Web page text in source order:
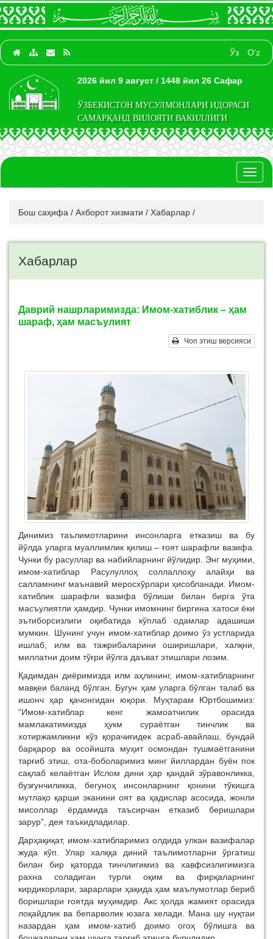
Ўз O‘z
2026 йил 9 август / 1448 йил 26 Сафар
ЎЗБЕКИСТОН МУСУЛМОНЛАРИ ИДОРАСИ
САМАРҚАНД ВИЛОЯТИ ВАКИЛЛИГИ
Бош саҳифа / Ахборот хизмати / Хабарлар /
Хабарлар
Даврий нашрларимизда: Имом-хатиблик – ҳам
шараф, ҳам масъулият
Чоп этиш версияси
Динимиз таълимотла­ри­ни инсонларга етказиш ва бу
йўлда уларга муал­лимлик қилиш – ғоят ша­рафли вазифа.
Чунки бу ра­суллар ва набийлар­­нинг йўлидир. Энг муҳи­ми,
имом-хатиб­лар Ра­су­луллоҳ соллаллоҳу алай­ҳи ва
салламнинг маънавий мерос­хўрлари ҳисобланади. Имом-
ха­тиблик шарафли вазифа бўлиши билан бирга ўта
масъулиятли ҳам­дир. Чунки имомнинг биргина хатоси ёки
эътиборсизлиги оқибатида кўплаб одамлар адашиши
мумкин. Шунинг учун имом-хатиб­лар доимо ўз устларида
ишлаб, илм ва тажрибаларини ошириш­лари, халқ­ни,
миллатни доим тўғри йўлга даъват этишлари лозим.
Қадимдан диёримизда илм аҳлининг, имом-хатиб­ларнинг
мавқеи баланд бўлган. Бугун ҳам уларга бўлган талаб ва
ишонч ҳар қачонгидан юқори. Муҳтарам Юртбошимиз:
“Имом-хатиблар кенг жамоатчилик орасида
мамлакатимизда ҳукм сураёт­ган тинчлик ва
хотиржамликни кўз қорачиғидек асраб-авайлаш, бундай
барқарор ва осойишта муҳит осмондан тушмаётганини
тар­ғиб этиш, ота-боболаримиз минг йил­лардан буён пок
сақ­лаб келаётган Ислом дини ҳар қандай зўравон­ликка,
буз­ғунчиликка, бе­гуноҳ инсон­ларнинг қони­ни тўкишга
мутлақо қарши эканини оят ва ҳадислар асосида, жонли
мисоллар ёрдамида таъсирчан етказиб беришлари
зарур”, дея таъкидладилар.
Дарҳақиқат, имом-хатибларимиз олдида улкан вазифалар
жуда кўп. Улар халққа диний таълимотларни ўргатиш
билан бир қаторда тинчлигимиз ва хавф­сизлигимизга
рахна сола­диган турли оқим ва фир­қаларнинг
кирдикорла­ри, зарарлари ҳақида ҳам маълумотлар бериб
бориш­лари ғоятда муҳимдир. Акс ҳолда жамият орасида
ло­қайдлик ва бепарволик юза­га келади. Мана шу нуқ­таи
назардан ҳам имом-ха­тиб доимо огоҳ бўлишга ва